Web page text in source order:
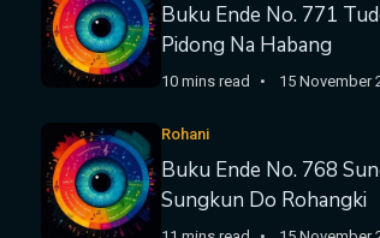
Buku Ende No. 771
Pidong Na Habang
10 mins read 15 November
Rohani
Buku Ende No. 768
Sungkun Do Rohangki